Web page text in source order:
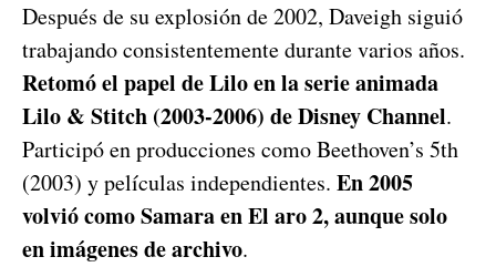
Después de su explosión de 2002, Daveigh siguió
trabajando consistentemente durante varios años.
Retomó el papel de Lilo en la serie animada
Lilo & Stitch (2003-2006) de Disney Channel.
Participó en producciones como Beethoven’s 5th
(2003) y películas independientes. En 2005
volvió como Samara en El aro 2, aunque solo
en imágenes de archivo.